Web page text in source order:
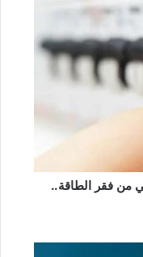
من فقر الطاقة..